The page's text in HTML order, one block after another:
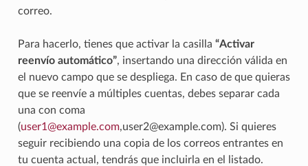
correo.
Para hacerlo, tienes que activar la casilla “Activar
reenvío automático”, insertando una dirección válida en
el nuevo campo que se despliega. En caso de que quieras
que se reenvíe a múltiples cuentas, debes separar cada
una con coma
(user1 @example.com,user2@example.com). Si quieres
seguir recibiendo una copia de los correos entrantes en
tu cuenta actual, tendrás que incluirla en el listado.